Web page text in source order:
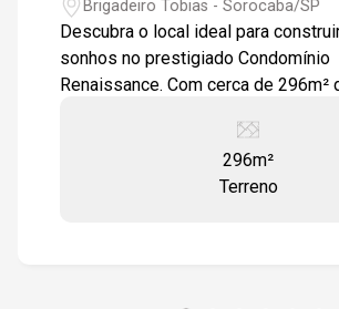
Brigadeiro Tobias - Sorocaba/SP
Descubra o local ideal para
sonhos no prestigiado Condomínio
Renaissance. Com cerca de 296m²
excelente oportunidade para quem
praticidade e conforto. Localização Privilegiada
Situado em um condomínio de alto
296m²
Terreno